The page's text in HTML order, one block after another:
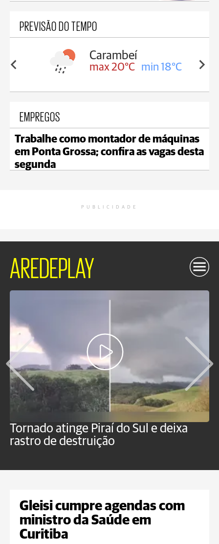
PREVISÃO DO TEMPO
18°C
Carambeí
max 20°C min 18°C
EMPREGOS
Trabalhe como montador de máquinas
em Ponta Grossa; confira as vagas desta
segunda
PUBLICIDADE
AREDEPLAY
Tornado atinge Piraí do Sul e deixa
rastro de destruição
Gleisi cumpre agendas com
ministro da Saúde em
Curitiba